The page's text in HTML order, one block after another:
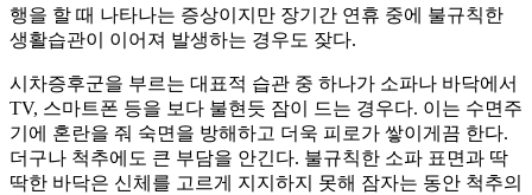
행을 할 때 나타나는 증상이지만 장기간 연휴 중에 불규칙한
생활습관이 이어져 발생하는 경우도 잦다.
시차증후군을 부르는 대표적 습관 중 하나가 소파나 바닥에서
TV, 스마트폰 등을 보다 불현듯 잠이 드는 경우다. 이는 수면주
기에 혼란을 줘 숙면을 방해하고 더욱 피로가 쌓이게끔 한다.
더구나 척추에도 큰 부담을 안긴다. 불규칙한 소파 표면과 딱
딱한 바닥은 신체를 고르게 지지하지 못해 잠자는 동안 척추의